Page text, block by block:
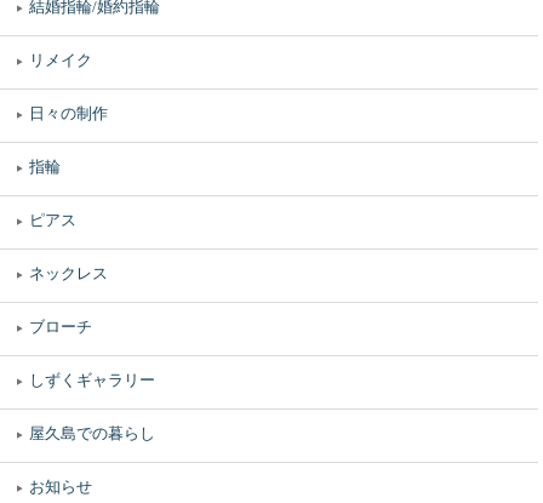
結婚指輪/婚約指輪
リメイク
日々の制作
指輪
ピアス
ネックレス
ブローチ
しずくギャラリー
屋久島での暮らし
お知らせ